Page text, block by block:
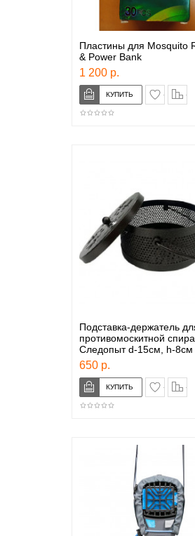
Пластины для Mosquito
& Power Bank
1 200 р.
в
Подставка-держатель
противомоскитной
Следопыт d-15см, h-8см
650 р.
в